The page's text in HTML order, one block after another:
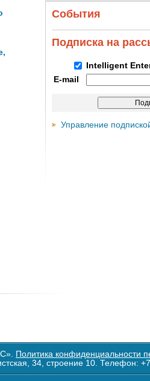
События
Подписка на
Intelligent
E-mail
Управление
Политика конфиденциальности
34, строение 10. Телефон: